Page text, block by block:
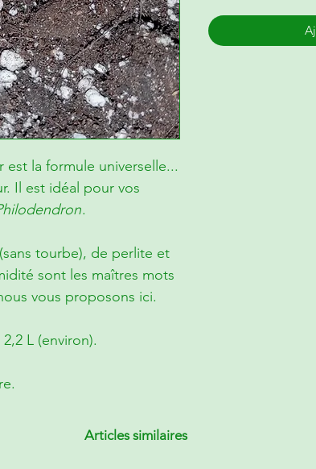
la formule universelle...
Il est idéal pour vos
.
tourbe), de perlite et
sont les maîtres mots
vous proposons ici.
L (environ).
Articles similaires